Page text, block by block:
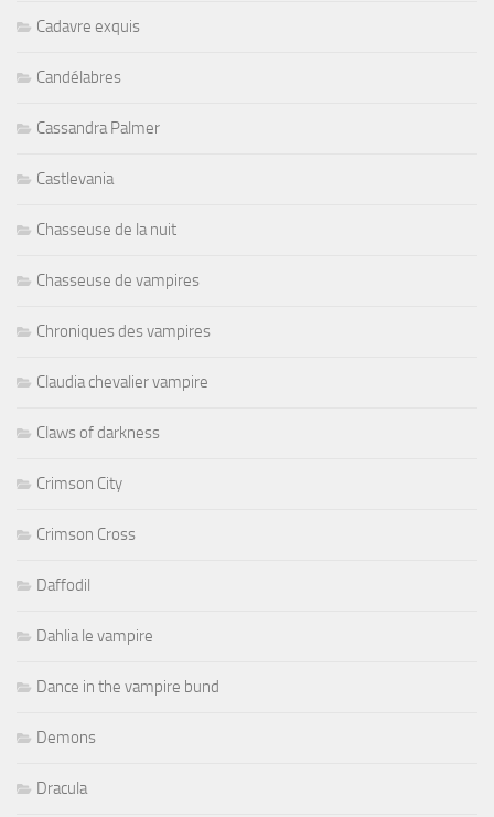
Cadavre exquis
Candélabres
Cassandra Palmer
Castlevania
Chasseuse de la nuit
Chasseuse de vampires
Chroniques des vampires
Claudia chevalier vampire
Claws of darkness
Crimson City
Crimson Cross
Daffodil
Dahlia le vampire
Dance in the vampire bund
Demons
Dracula